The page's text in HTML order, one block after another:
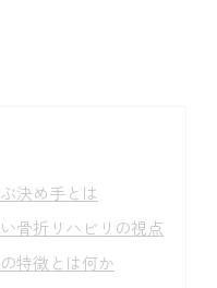
決め手とは
骨折リハビリの視点
特徴とは何か